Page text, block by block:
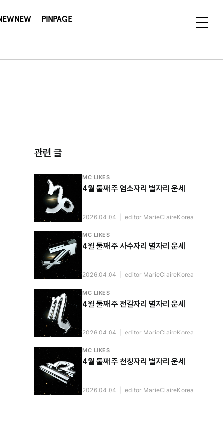
PINPAGE
관련 글
MC LIKES
4월 둘째 주 염소자리 별자리 운세
2026.04.04 editor MarieClaireKorea
MC LIKES
4월 둘째 주 사수자리 별자리 운세
2026.04.04 editor MarieClaireKorea
MC LIKES
4월 둘째 주 전갈자리 별자리 운세
2026.04.04 editor MarieClaireKorea
MC LIKES
4월 둘째 주 천칭자리 별자리 운세
2026.04.04 editor MarieClaireKorea